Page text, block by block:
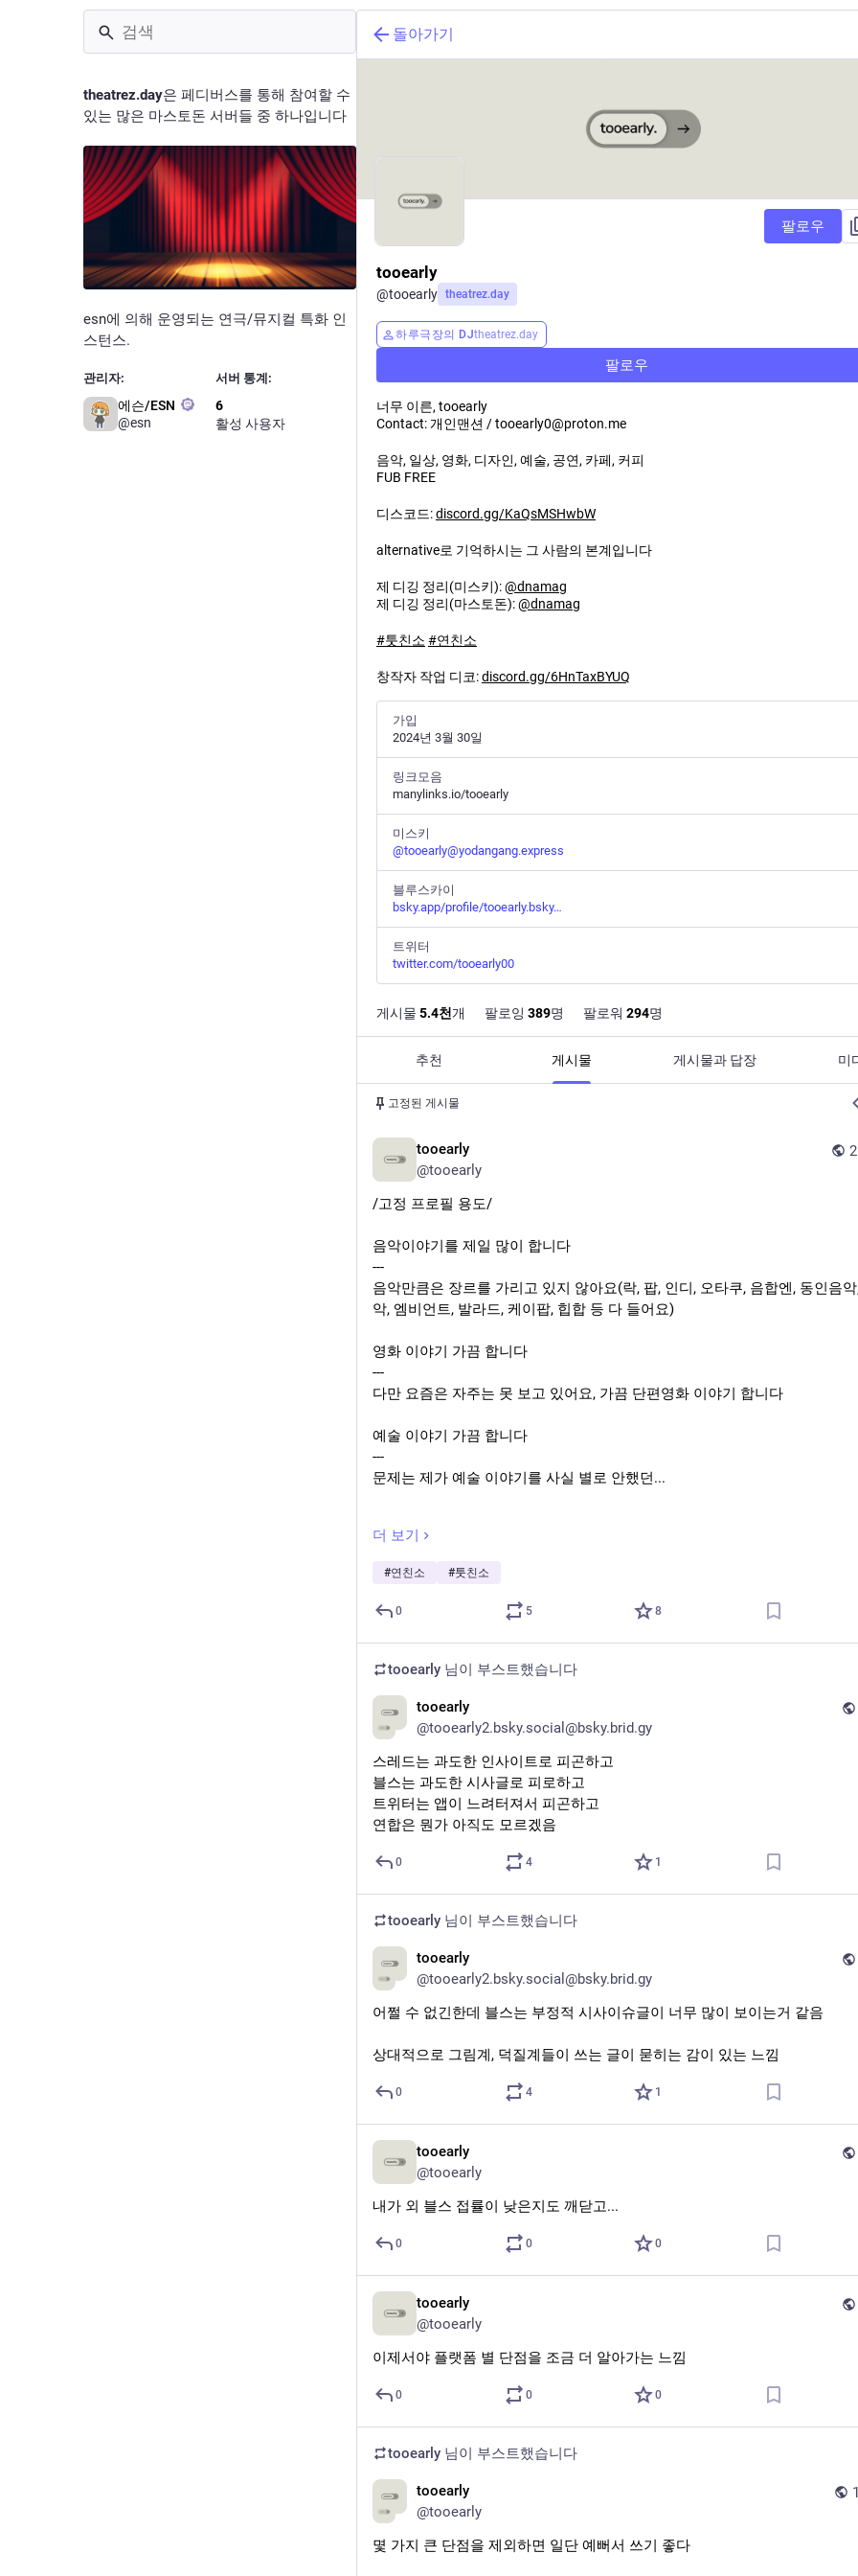
theatrez.day은 페디버스를 통해 참여할 수
있는 많은 마스토돈 서버들 중 하나입니다
esn에 의해 운영되는 연극/뮤지컬 특화 인
스턴스.
관리자:
에슨/ESN
@esn
서버 통계:
6
활성 사용자
돌아가기
팔로우
tooearly
@tooearly theatrez.day
하루극장의 DJtheatrez.day
팔로우
너무 이른, tooearly
Contact: 개인맨션 / tooearly0@proton.me
음악, 일상, 영화, 디자인, 예술, 공연, 카페, 커피
FUB FREE
디스코드:discord.gg/KaQsMSHwbW
alternative로 기억하시는 그 사람의 본계입니다
제 디깅 정리(미스키):@dnamag
제 디깅 정리(마스토돈):@dnamag
#툿친소 #연친소
창작자 작업 디코:discord.gg/6HnTaxBYUQ
가입
2024년 3월 30일
링크모음
manylinks.io/tooearly
미스키
@tooearly@yodangang.express
블루스카이
bsky.app/profile/tooearly.bsky
트위터
twitter.com/tooearly00
게시물 5.4천 개 팔로잉 389명 팔로워 294명
추천 게시물 게시물과 답장 미
고정된 게시물
tooearly
@tooearly
/고정 프로필 용도/
음악이야기를 제일 많이 합니다
---
음악만큼은 장르를 가리고 있지 않아요(락, 팝, 인디, 오타쿠, 음합엔, 동인음
악, 엠비언트, 발라드, 케이팝, 힙합 등 다 들어요)
영화 이야기 가끔 합니다
---
다만 요즘은 자주는 못 보고 있어요, 가끔 단편영화 이야기 합니다
예술 이야기 가끔 합니다
---
문제는 제가 예술 이야기를 사실 별로 안했던...
---
디자인 이야기합니다
그런데 디자인은
@tooearly@milkiyatelier.quest
각종 프로젝트/매거진 계정들이 있습니다
---
아카이브:
@tooearly0
aadc(엠비언트아메리카나):
@aadcmag@planet.moe
fakeality(진짜가짜찾기):
dnamag(대중매거진):
@dnamag@daydream.ink
dnamag@marimo.ooo
잘 부탁드립니다!
더 보기
#연친소 #툿친소
0 5 8
tooearly 님이 부스트했습니다
tooearly
@tooearly2.bsky.social@bsky.brid.gy
스레드는 과도한 인사이트로 피곤하고
블스는 과도한 시사글로 피로하고
트위터는 앱이 느려터져서 피곤하고
연합은 뭔가 아직도 모르겠음
0 4 1
tooearly 님이 부스트했습니다
tooearly
@tooearly2.bsky.social@bsky.brid.gy
어쩔 수 없긴한데 블스는 부정적 시사이슈글이 너무 많이 보이는거 같음
상대적으로 그림계, 덕질계들이 쓰는 글이 묻히는 감이 있는 느낌
0 4 1
tooearly
@tooearly
내가 외 블스 접률이 낮은지도 깨닫고...
0 0 0
tooearly
@tooearly
이제서야 플랫폼 별 단점을 조금 더 알아가는 느낌
0 0 0
tooearly 님이 부스트했습니다
tooearly
@tooearly
몇 가지 큰 단점을 제외하면 일단 예뻐서 쓰기 좋다